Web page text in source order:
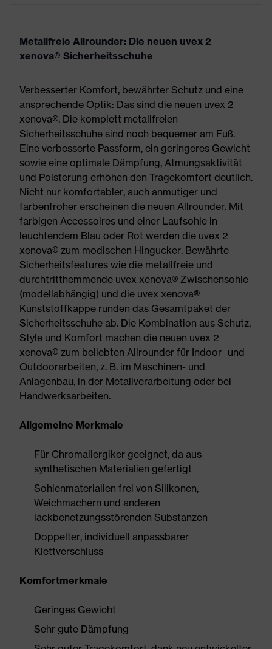
Metallfreie Allrounder: Die neuen uvex 2
xenova® Sicherheitsschuhe
Verbesserter Komfort, bewährter Schutz und eine
ansprechende Optik: Das sind die neuen uvex 2
xenova®. Die komplett metallfreien
Sicherheitsschuhe sind noch bequemer am Fuß.
Eine verbesserte Passform, ein geringeres Gewicht
sowie eine optimale Dämpfung, Atmungsaktivität
und Polsterung erhöhen den Tragekomfort deutlich.
Nicht nur komfortabler, auch anmutiger und
farbenfroher erscheinen die neuen Allrounder. Mit
farbigen Accessoires und einer Laufsohle in
leuchtendem Blau oder Rot werden die uvex 2
xenova® zum modischen Hingucker. Bewährte
Sicherheitsfeatures wie die metallfreie und
durchtritthemmende uvex xenova® Zwischensohle
(modellabhängig) und die uvex xenova®
Kunststoffkappe runden das Gesamtpaket der
Sicherheitsschuhe ab. Die Kombination aus Schutz,
Style und Komfort machen die neuen uvex 2
xenova® zum beliebten Allrounder für Indoor- und
Outdoorarbeiten, z. B. im Maschinen- und
Anlagenbau, in der Metallverarbeitung oder bei
Handwerksarbeiten.
Allgemeine Merkmale
Für Chromallergiker geeignet, da aus
synthetischen Materialien gefertigt
Sohlenmaterialien frei von Silikonen,
Weichmachern und anderen
lackbenetzungsstörenden Substanzen
Doppelter, individuell anpassbarer
Klettverschluss
Komfortmerkmale
Geringes Gewicht
Sehr gute Dämpfung